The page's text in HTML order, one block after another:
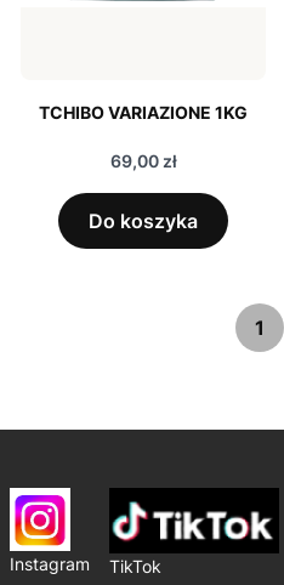
TCHIBO VARIAZIONE 1KG
Cena
69,00 zł
Do koszyka
Instagram TikTok